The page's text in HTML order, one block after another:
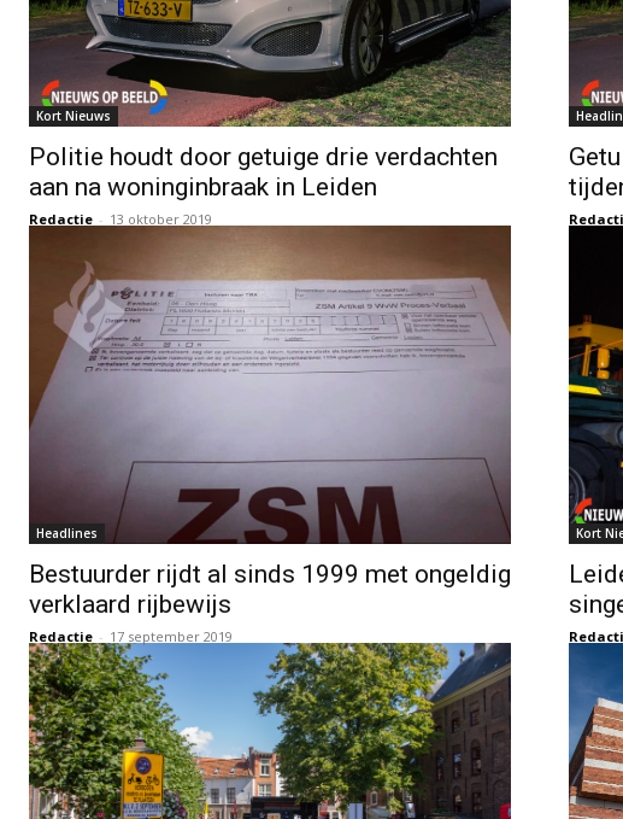
Kort Nieuws
Politie houdt door getuige drie verdachten
aan na woninginbraak in Leiden
Redactie - 13 oktober 2019
Headlines
Bestuurder rijdt al sinds 1999 met ongeldig
verklaard rijbewijs
Redactie - 17 september 2019
Kort